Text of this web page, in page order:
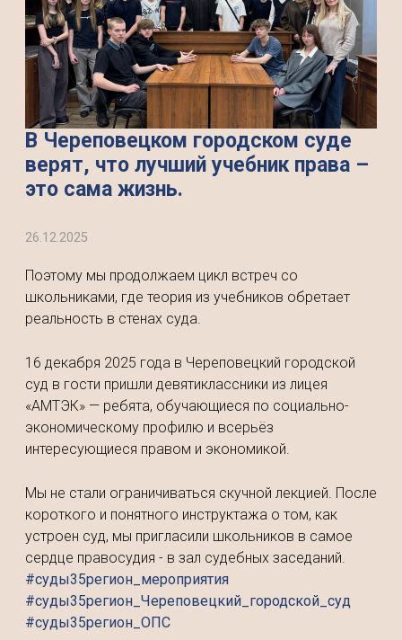
В Череповецком городском суде
верят, что лучший учебник права –
это сама жизнь.
26.12.2025
Поэтому мы продолжаем цикл встреч со
школьниками, где теория из учебников обретает
реальность в стенах суда.
16 декабря 2025 года в Череповецкий городской
суд в гости пришли девятиклассники из лицея
«АМТЭК» — ребята, обучающиеся по социально-
экономическому профилю и всерьёз
интересующиеся правом и экономикой.
Мы не стали ограничиваться скучной лекцией. После
короткого и понятного инструктажа о том, как
устроен суд, мы пригласили школьников в самое
сердце правосудия - в зал судебных заседаний.
#суды35регион_мероприятия
#суды35регион_Череповецкий_городской_суд
#суды35регион_ОПС